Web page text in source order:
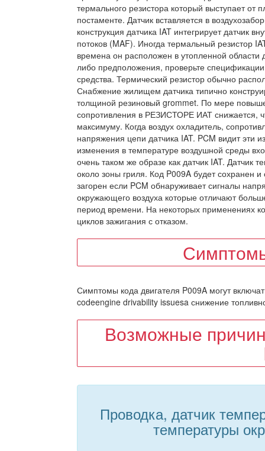
термального резистора который выступает
постаменте. Датчик вставляется в
конструкция датчика IAT интегрирует датчик
потоков (MAF). Иногда термальный резистор
времена он расположен в утопленной области
либо предположения, проверьте
средства. Термический резистор обычно
Снабжение жилищем датчика типично
толщиной резиновый grommet. По мере
сопротивления в РЕЗИСТОРЕ ИАТ снижается,
максимуму. Когда воздух охладитель,
напряжения цепи датчика IAT. PCM видит эти
изменения в температуре воздушной среды
очень таком же образе как датчик IAT.
около зоны гриля. Код P009A будет сохранен
загорен если PCM обнаруживает сигналы
окружающего воздуха которые отличают
период времени. На некоторых применениях
циклов зажигания с отказом.
Симптомы кода двигателя P009A могут
codeengine drivability issuesa снижение
Возможные
Проводка, датчик
температуры